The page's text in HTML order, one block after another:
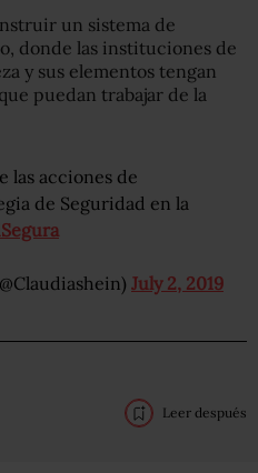
un sistema de
donde las instituciones de
y sus elementos tengan
puedan trabajar de la
las acciones de
de Seguridad en la
July 2, 2019
Leer después